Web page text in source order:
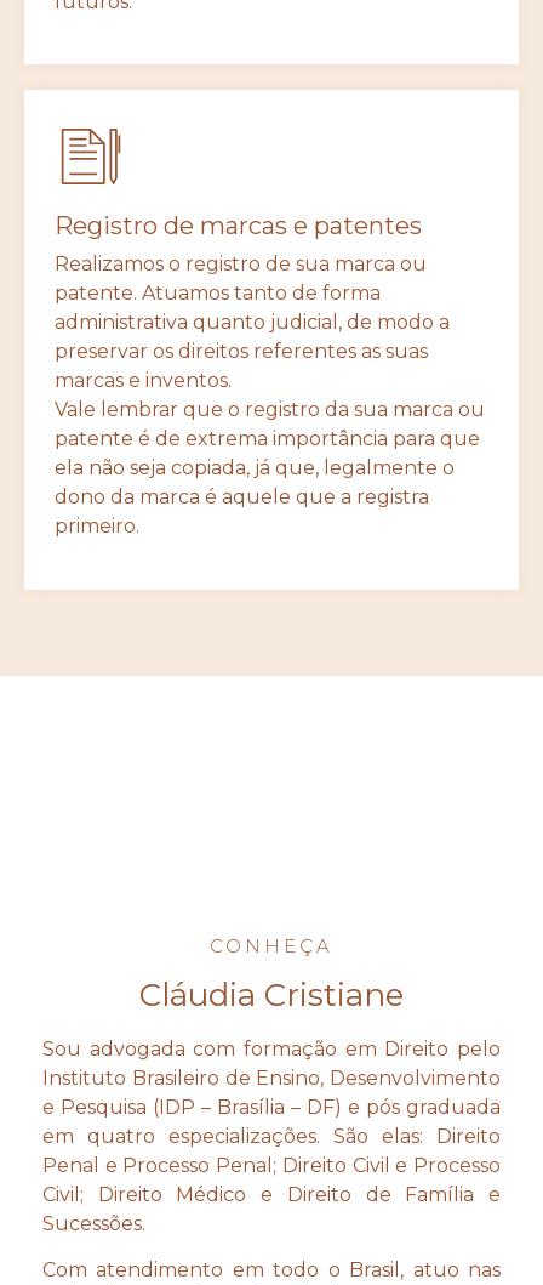
Registro de marcas e patentes
Realizamos o registro de sua marca ou
patente. Atuamos tanto de forma
administrativa quanto judicial, de modo a
preservar os direitos referentes as suas
marcas e inventos.
Vale lembrar que o registro da sua marca ou
patente é de extrema importância para que
ela não seja copiada, já que, legalmente o
dono da marca é aquele que a registra
primeiro.
CONHEÇA
Cláudia Cristiane
Sou advogada com formação em Direito pelo
Instituto Brasileiro de Ensino, Desenvolvimento
e Pesquisa (IDP – Brasília – DF) e pós graduada
em quatro especializações. São elas: Direito
Penal e Processo Penal; Direito Civil e Processo
Civil; Direito Médico e Direito de Família e
Sucessões.
Com atendimento em todo o Brasil, atuo nas